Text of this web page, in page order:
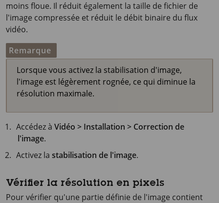
moins floue. Il réduit également la taille de fichier de
l'image compressée et réduit le débit binaire du flux
vidéo.
Remarque
Lorsque vous activez la stabilisation d'image,
l'image est légèrement rognée, ce qui diminue la
résolution maximale.
Accédez àVidéo > Installation > Correction de
l'image.
Activez lastabilisation de l'image.
Vérifier la résolution en pixels
Pour vérifier qu'une partie définie de l'image contient